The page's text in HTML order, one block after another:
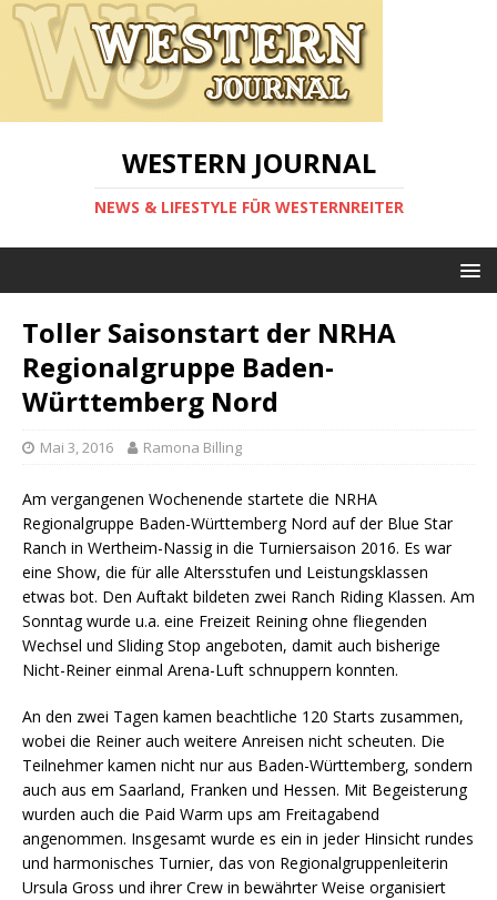
WESTERN JOURNAL
NEWS & LIFESTYLE FÜR WESTERNREITER
Toller Saisonstart der NRHA
Regionalgruppe Baden-
Württemberg Nord
Mai 3, 2016 Ramona Billing
Am vergangenen Wochenende startete die NRHA
Regionalgruppe Baden-Württemberg Nord auf der Blue Star
Ranch in Wertheim-Nassig in die Turniersaison 2016. Es war
eine Show, die für alle Altersstufen und Leistungsklassen
etwas bot. Den Auftakt bildeten zwei Ranch Riding Klassen. Am
Sonntag wurde u.a. eine Freizeit Reining ohne fliegenden
Wechsel und Sliding Stop angeboten, damit auch bisherige
Nicht-Reiner einmal Arena-Luft schnuppern konnten.
An den zwei Tagen kamen beachtliche 120 Starts zusammen,
wobei die Reiner auch weitere Anreisen nicht scheuten. Die
Teilnehmer kamen nicht nur aus Baden-Württemberg, sondern
auch aus em Saarland, Franken und Hessen. Mit Begeisterung
wurden auch die Paid Warm ups am Freitagabend
angenommen. Insgesamt wurde es ein in jeder Hinsicht rundes
und harmonisches Turnier, das von Regionalgruppenleiterin
Ursula Gross und ihrer Crew in bewährter Weise organisiert